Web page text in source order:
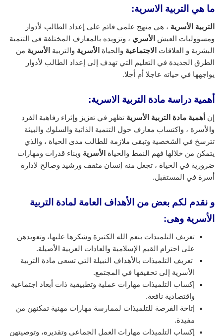
ما هي التربية الاسرية:
التربية الأسرية ، هي منهج علمي قائم على إعداد الطالب لأدوار
ومسؤوليات العيش
الأسري ، وتزويده بالمعارف المختلفة في التنمية
البشرية و العلاقات
الاجتماعية والحياة الأسرية والتربية الأسرية من
الطرق الجديدة في التعليم التي تهدف إلى إعداد الطالب لأدوار
يواجهها في حياته عاجلا أم أجلا.
أهمية دراسة مادة التربية الاسرية:
إن أهمية مادة التربية الأسرية تظهر في تعزيز وإثراء رفاهية الفرد
والأسرة ، واكتساب معارف حول التنمية الذاتية والسلوك والبيئة
تترسخ في الشخصية وتبقى ملازمة للطالب مدى الحياة ، والذي
يتمكن من خلالها فهم النمط والحياة الأسرية وبناء قدرات ومهارات
ضرورية في الحياة ، تجعل منه إنسان مثقف ورشيد وصالح لإدارة
أسرة في المستقبل.
و نقدم لكم بعض من الأهداف العامة لمادة التربية
الأسرية وهى:
تعريف التلميذات بنعم الله الكثيرة وشكرها عليها، وتعويدهن
على احترام القيم الإسلامية والعادات العربية الأصيلة.
تعريف التلميذات بالأهداف النبيلة التي تسعى مادة التربية
الأسرية إلى تحقيقها في المجتمع.
إكساب التلميذات مهارات عملية وتطبيقية ذات أبعاد اجتماعية
واقتصادية نافعة.
إتاحة الفرصة للتلميذات لممارسة مهارات مهنية تمكنهن من
مفيدة.
إكساب التلميذات مهارات العمل الجماعي وتقديره، وتوصيتهن